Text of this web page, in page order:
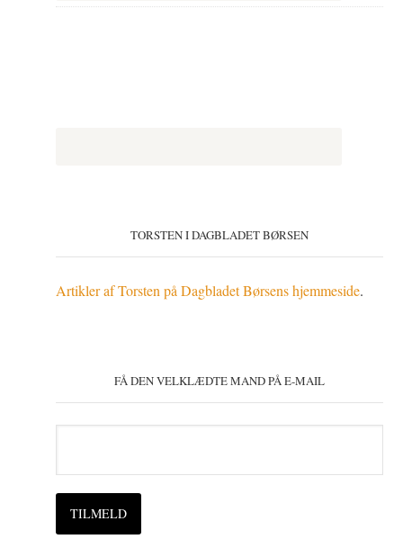
TORSTEN I DAGBLADET BØRSEN
Artikler af Torsten på Dagbladet Børsens hjemmeside.
FÅ DEN VELKLÆDTE MAND PÅ E-MAIL